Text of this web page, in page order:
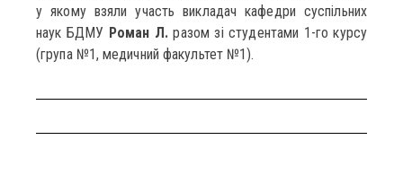
у якому взяли участь викладач кафедри суспільних
наук БДМУ Роман Л.разом зі студентами 1-го курсу
(група №1, медичний факультет №1).